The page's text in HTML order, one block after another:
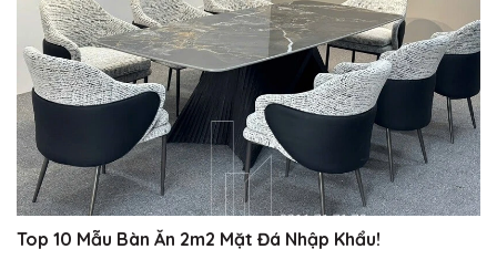
Top 10 Mẫu Bàn Ăn 2m2 Mặt Đá Nhập Khẩu!